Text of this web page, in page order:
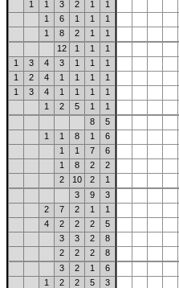
1
1 3 2 1
1
1
6 1 1
1
1
8 2 1
1
12
1 1
1
1
3 4 3 1 1
1
1
2 4 1 1 1
1
1
3 4 1 1 1
1
1
2 5 1
1
8
5
1
1 8 1
6
1
1 7
6
1
8 2
2
2
10 2
1
3
9
3
2
7 2 1
1
4
2 2 2
5
3
3 2
8
2
2 2
8
3
2 1
6
1
2 2 5
3